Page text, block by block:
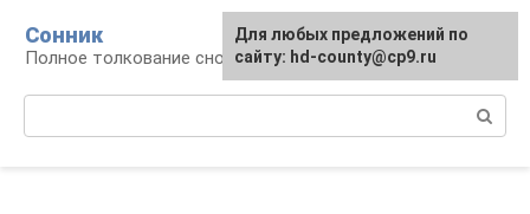
контенту
Сонник
Полное толкование снов
Для любых предложений по
сайту: hd-county@cp9.ru